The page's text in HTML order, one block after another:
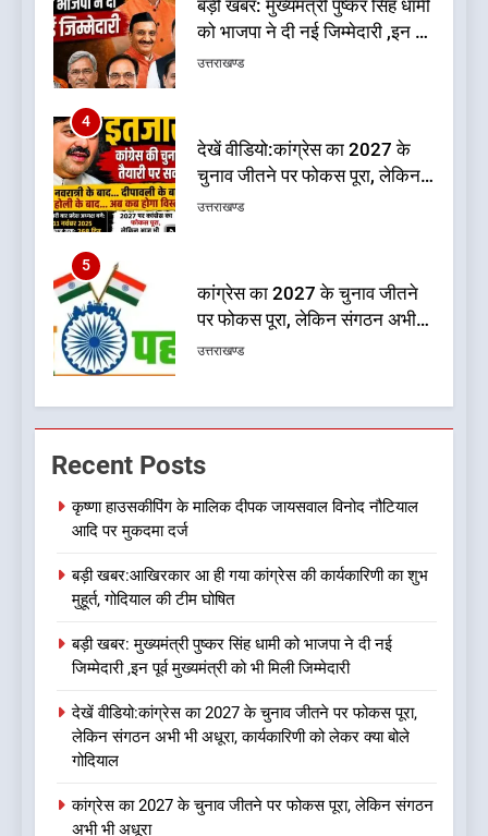
देखें वीडियो:कांग्रेस का 2027 के
चुनाव जीतने पर फोकस पूरा, लेकिन
संगठन अभी भी अधूरा, कार्यकारिणी
उत्तराखण्ड
5
कांग्रेस का 2027 के चुनाव जीतने
पर फोकस पूरा, लेकिन संगठन अभी
भी अधूरा
उत्तराखण्ड
6
दिल्ली की कोर ग्रुप बैठक में भाजपा
के बड़े फैसले
उत्तराखण्ड
फैसला, कल देहरादून में स्कूल बंद
उत्तराखण्ड
जखोली:त्यूँखर गांव के खेतों में दिखे दो
उत्तराखण्ड
1
कृष्णा हाउसकीपिंग के मालिक दीपक
Recent Posts
कृष्णा हाउसकीपिंग के मालिक दीपक जायसवाल विनोद नौटियाल
आदि पर मुकदमा दर्ज
बड़ी खबर:आखिरकार आ ही गया कांग्रेस की कार्यकारिणी का शुभ
मुहूर्त, गोदियाल की टीम घोषित
बड़ी खबर: मुख्यमंत्री पुष्कर सिंह धामी को भाजपा ने दी नई
जिम्मेदारी ,इन पूर्व मुख्यमंत्री को भी मिली जिम्मेदारी
देखें वीडियो:कांग्रेस का 2027 के चुनाव जीतने पर फोकस पूरा,
लेकिन संगठन अभी भी अधूरा, कार्यकारिणी को लेकर क्या बोले
गोदियाल
कांग्रेस का 2027 के चुनाव जीतने पर फोकस पूरा, लेकिन संगठन
अभी भी अधूरा